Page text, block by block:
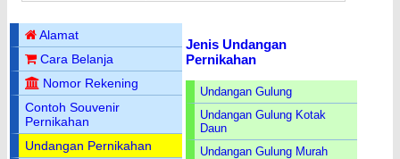
Alamat
Cara Belanja
Nomor Rekening
Contoh Souvenir
Pernikahan
Undangan Pernikahan
Jenis Undangan
Pernikahan
Undangan Gulung
Undangan Gulung Kotak
Daun
Undangan Gulung Murah